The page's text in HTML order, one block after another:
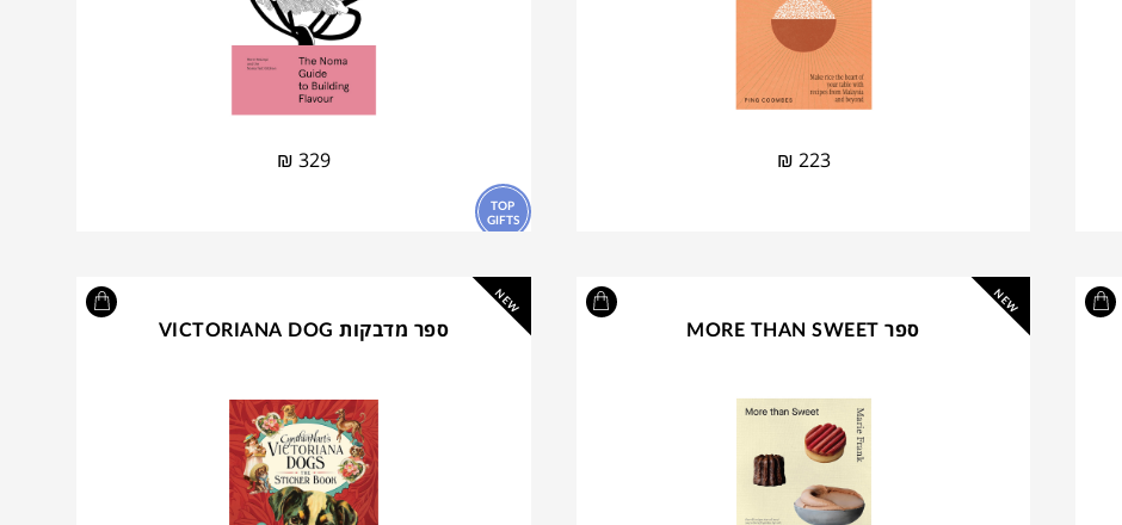
₪ 223
₪ 329
TOP
GIFTS
NEW
ספר MORE THAN SWEET
NEW
ספר מדבקות VICTORIANA DOG